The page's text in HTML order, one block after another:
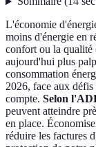
L'économie
moins d'énergie en
confort ou la qualité
aujourd'hui plus
consommation
2026, face aux
compte. Selon
peuvent atteindre
en place.
réduire les factures